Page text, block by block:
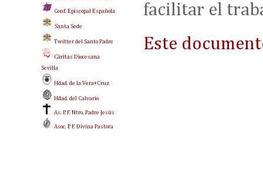
facilitar el
Este
Conf. Episcopal Española
Santa Sede
Twitter del Santo Padre
Cáritas Diocesana
Sevilla
Hdad. de la Vera+Cruz
Hdad. del Calvario
As. P. F. Ntro. Padre Jesús
Asoc. P. F. Divina Pastora